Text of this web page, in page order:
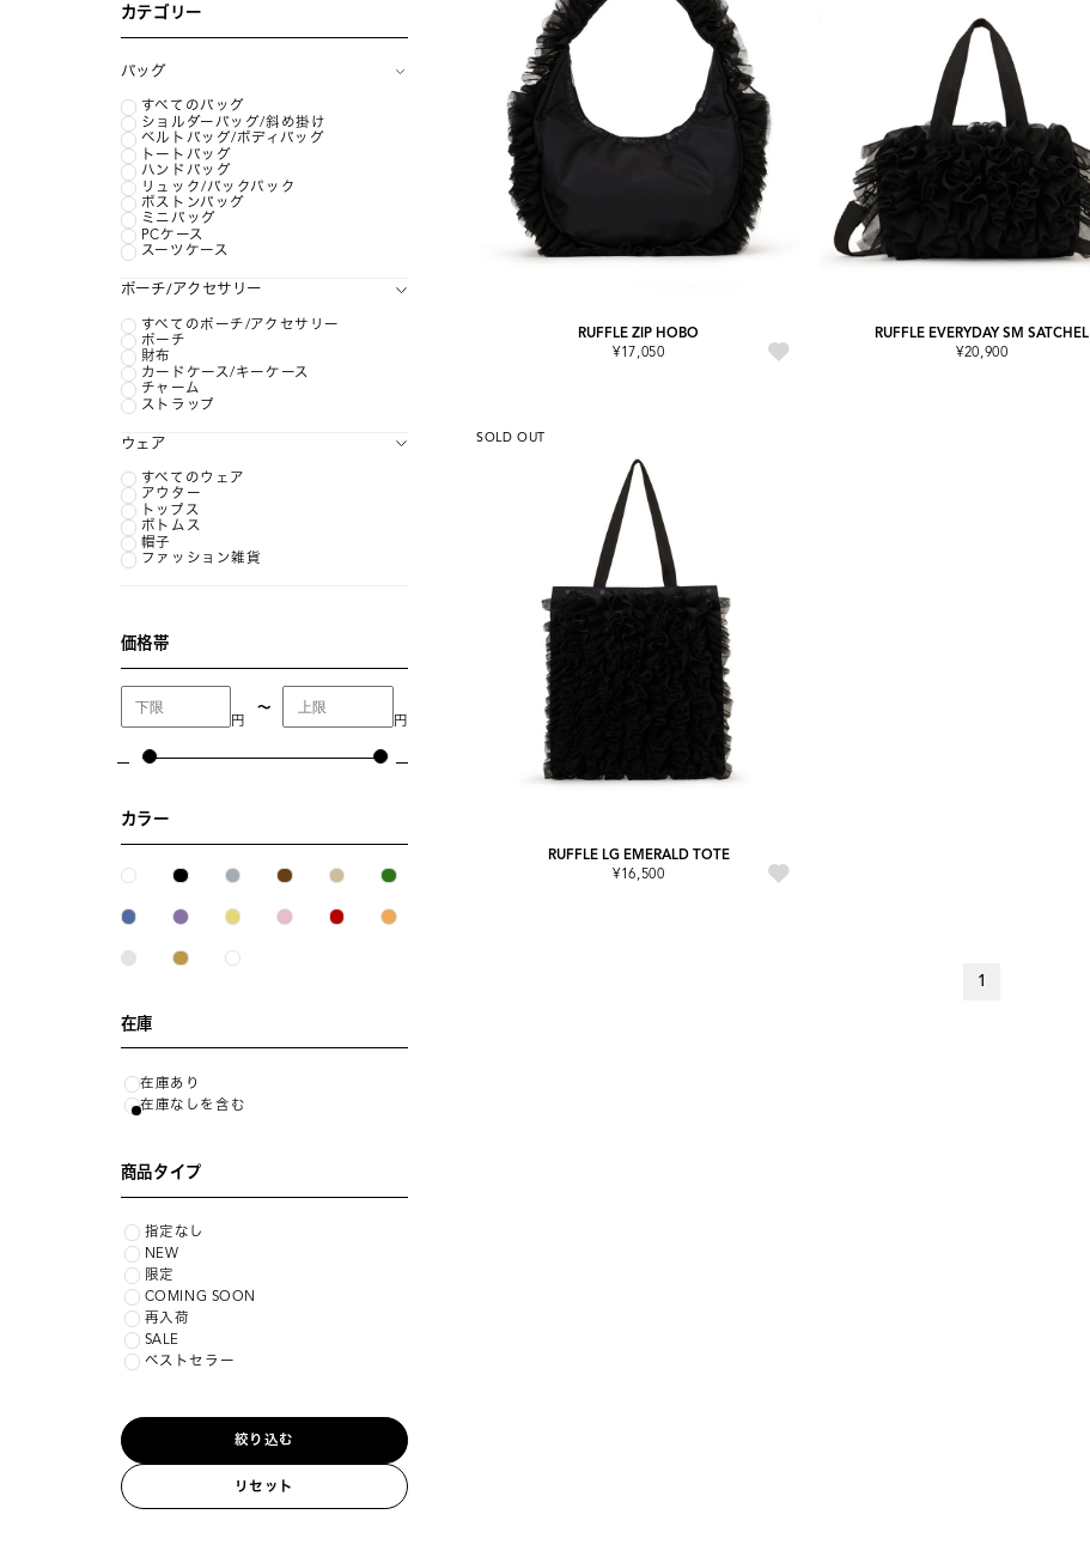
カテゴリー
バッグ
すべてのバッグ
ショルダーバッグ/斜め掛け
ベルトバッグ/ボディバッグ
トートバッグ
ハンドバッグ
リュック/バックパック
ボストンバッグ
ミニバッグ
PCケース
スーツケース
ポーチ/アクセサリー
すべてのポーチ/アクセサリー
ポーチ
財布
カードケース/キーケース
チャーム
ストラップ
ウェア
すべてのウェア
アウター
トップス
ボトムス
帽子
ファッション雑貨
価格帯
円
〜
円
カラー
在庫
在庫あり
在庫なしを含む
商品タイプ
指定なし
NEW
限定
COMING SOON
再入荷
SALE
ベストセラー
絞り込む
リセット
RUFFLE ZIP HOBO
¥17,050
RUFFLE EVERYDAY SM SATCHEL
¥20,900
SOLD OUT
RUFFLE LG EMERALD TOTE
¥16,500
1